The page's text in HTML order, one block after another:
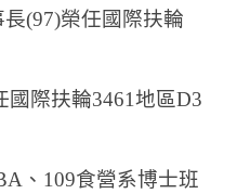
(97)榮任國際扶輪
國際扶輪3461地區D3
、109食營系博士班